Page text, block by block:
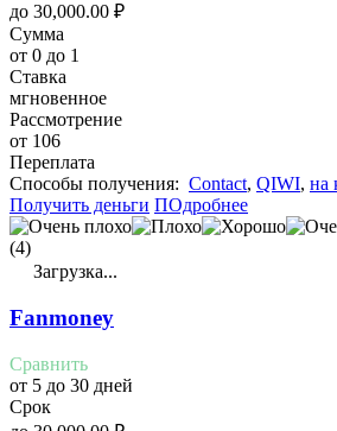
до 30,000.00 ₽
Сумма
от 0 до 1
Ставка
мгновенное
Рассмотрение
от 106
Переплата
Cпособы получения: Contact, QIWI, на
Получить деньги ПОдробнее
(4)
Загрузка...
Fanmoney
Сравнить
от 5 до 30 дней
Срок